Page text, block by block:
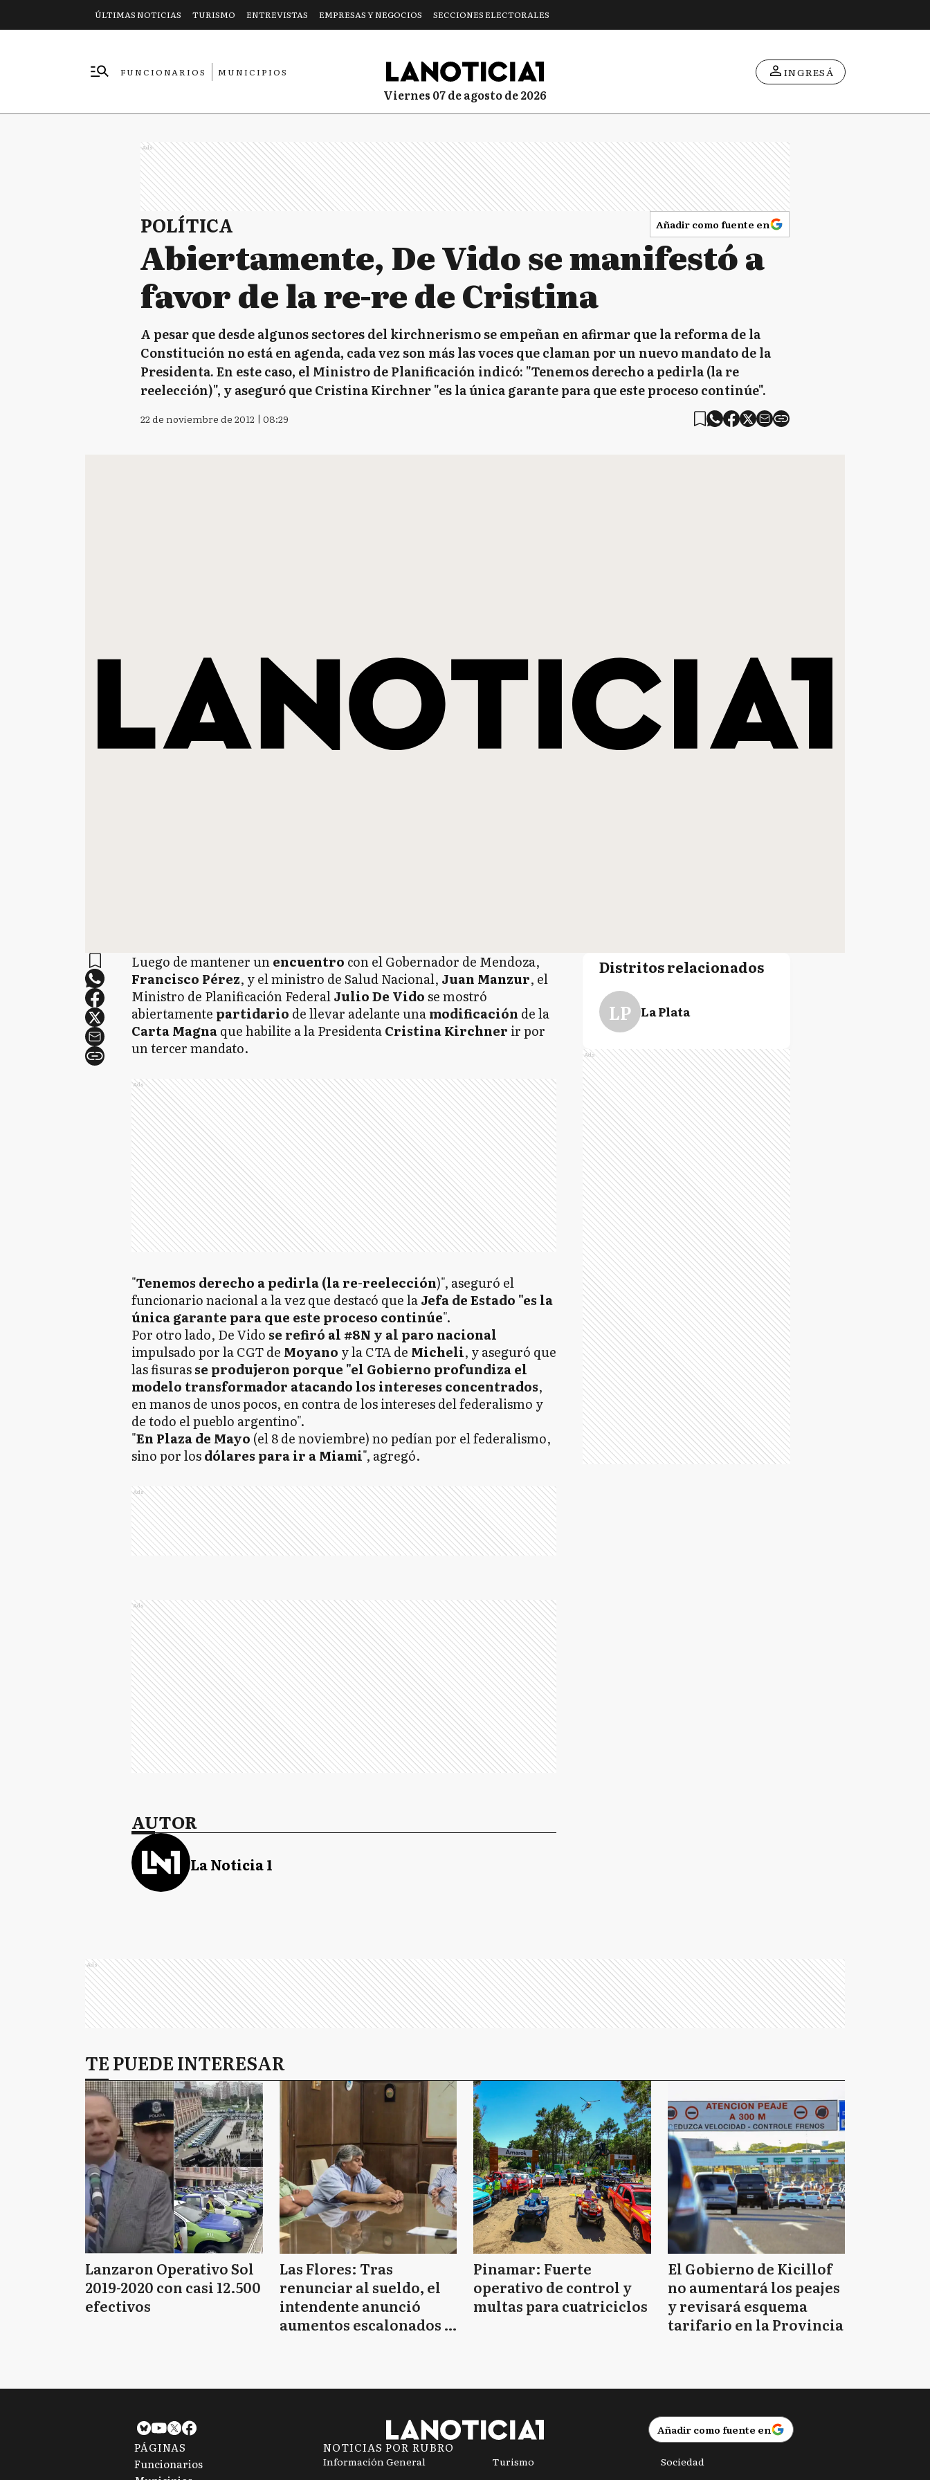
ÚLTIMAS NOTICIAS TURISMO ENTREVISTAS EMPRESAS Y NEGOCIOS SECCIONES ELECTORALES
FUNCIONARIOS
MUNICIPIOS
viernes 07 de agosto de 2026
INGRESÁ
Ads
POLÍTICA Añadir como fuente en
Abiertamente, De Vido se manifestó a
favor de la re-re de Cristina
A pesar que desde algunos sectores del kirchnerismo se empeñan en afirmar que la reforma de la
Constitución no está en agenda, cada vez son más las voces que claman por un nuevo mandato de la
Presidenta. En este caso, el Ministro de Planificación indicó: "Tenemos derecho a pedirla (la re
reelección)", y aseguró que Cristina Kirchner "es la única garante para que este proceso continúe".
22 de noviembre de 2012 | 08:29
Luego de mantener unencuentro con el Gobernador de Mendoza,
Francisco Pérez, y el ministro de Salud Nacional, Juan Manzur, el
Ministro de Planificación FederalJulio De Vidose mostró
abiertamente partidario de llevar adelante unamodificación de la
Carta Magnaque habilite a la PresidentaCristina Kirchner ir por
un tercer mandato.
Ads
"Tenemos derecho a pedirla (la re-reelección)", aseguró el
funcionario nacional a la vez que destacó que laJefa de Estado "es la
única garante para que este proceso continúe".
Por otro lado, De Vido se refiró al #8N y al paro nacional
impulsado por la CGT de Moyano y la CTA de Micheli, y aseguró que
las fisurasse produjeron porque "el Gobierno profundiza el
modelo transformador atacando los intereses concentrados,
en manos de unos pocos, en contra de los intereses del federalismo y
de todo el pueblo argentino".
"En Plaza de Mayo (el 8 de noviembre) no pedían por el federalismo,
sino por losdólares para ir a Miami", agregó.
Ads
Ads
AUTOR
La Noticia 1
Distritos relacionados
LP La Plata
Ads
Ads
TE PUEDE INTERESAR
Lanzaron Operativo Sol
2019-2020 con casi 12.500
efectivos
Las Flores: Tras
renunciar al sueldo, el
intendente anunció
aumentos escalonados y
Pinamar: Fuerte
operativo de control y
multas para cuatriciclos
El Gobierno de Kicillof
no aumentará los peajes
y revisará esquema
tarifario en la Provincia
Añadir como fuente en
PÁGINAS
Funcionarios
NOTICIAS POR RUBRO
Información General
Turismo
Sociedad